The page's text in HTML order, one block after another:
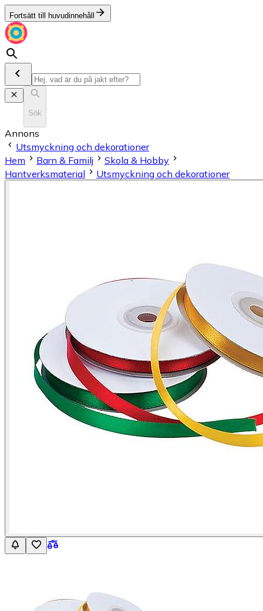
Fortsätt till huvudinnehåll
Sök
Annons
Utsmyckning och dekorationer
Hem
Barn & Familj
Skola & Hobby
Hantverksmaterial
Utsmyckning och dekorationer